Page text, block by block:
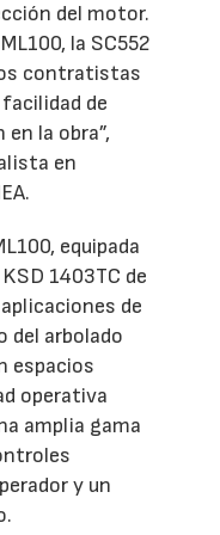
del motor.
la SC552
contratistas
de
la obra”,
en
equipada
1403TC de
de
del arbolado
espacios
operativa
amplia gama
y un